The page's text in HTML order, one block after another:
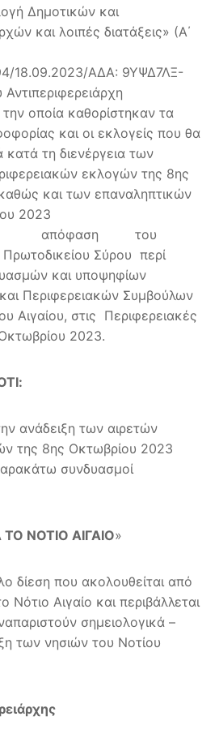
Δημοτικών και
και λοιπές διατάξεις» (Α΄
18.09.2023/ΑΔΑ: 9ΥΨΔ7ΛΞ-
οποία καθορίστηκαν τα
και οι εκλογείς που θα
τη διενέργεια των
εκλογών της 8ης
και των επαναληπτικών
2023
απόφαση του
Σύρου περί
και υποψηφίων
Περιφερειακών Συμβούλων
Αιγαίου, στις Περιφερειακές
2023.
ανάδειξη των αιρετών
της 8ης Οκτωβρίου 2023
συνδυασμοί
ΝΟΤΙΟ ΑΙΓΑΙΟ»
δίεση που ακολουθείται από
Νότιο Αιγαίο και περιβάλλεται
σημειολογικά –
των νησιών του Νοτίου